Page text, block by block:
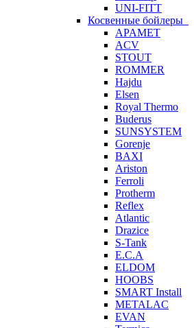
UNI-FITT
Косвенные бойлеры
APAMET
ACV
STOUT
ROMMER
Hajdu
Elsen
Royal Thermo
Buderus
SUNSYSTEM
Gorenje
BAXI
Ariston
Ferroli
Protherm
Reflex
Atlantic
Drazice
S-Tank
E.C.A
ELDOM
HOOBS
SMART Install
METALAC
EVAN